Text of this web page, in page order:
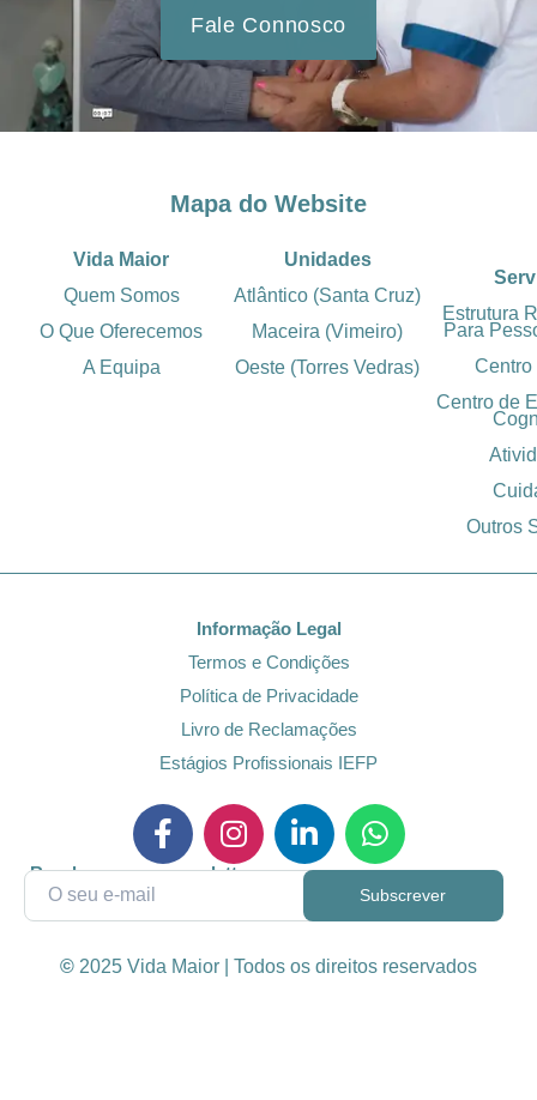
Fale Connosco
Mapa do Website
Vida Maior
Quem Somos
O Que Oferecemos
A Equipa
Unidades
Atlântico (Santa Cruz)
Maceira (Vimeiro)
Oeste (Torres Vedras)
Estrutura
Para
Centro
Centro de
Outros
Informação Legal
Termos e Condições
Política de Privacidade
Livro de Reclamações
Estágios Profissionais IEFP
Receba a nossa newsletter
© 2025 Vida Maior | Todos os direitos reservados